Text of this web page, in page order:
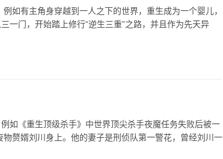
如有主角身穿越到一人之下的世界，重生成为一个婴儿，
一门，开始踏上修行“逆生三重”之路，并且作为先天异
如《重生顶级杀手》中世界顶尖杀手夜魔任务失败后被一
赘婿刘川身上。他的妻子是刑侦队第一警花，曾经刘川一